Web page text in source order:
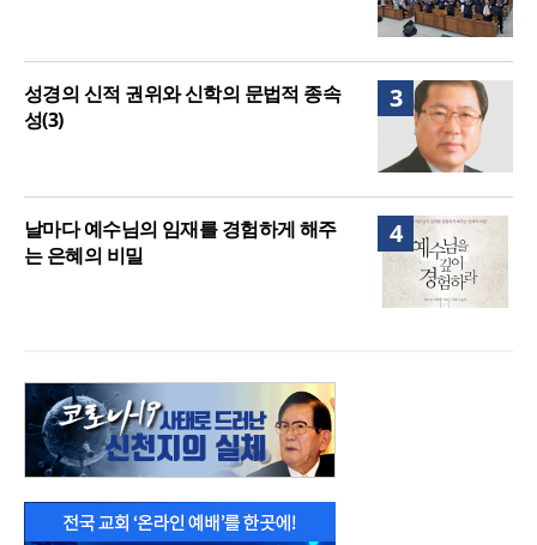
3
성경의 신적 권위와 신학의 문법적 종속
성(3)
4
날마다 예수님의 임재를 경험하게 해주
는 은혜의 비밀